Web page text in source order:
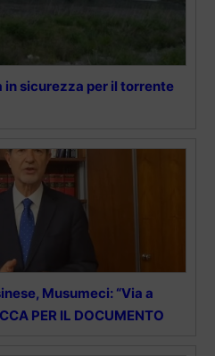
in sicurezza per il torrente
Musumeci: “Via a
PER IL DOCUMENTO